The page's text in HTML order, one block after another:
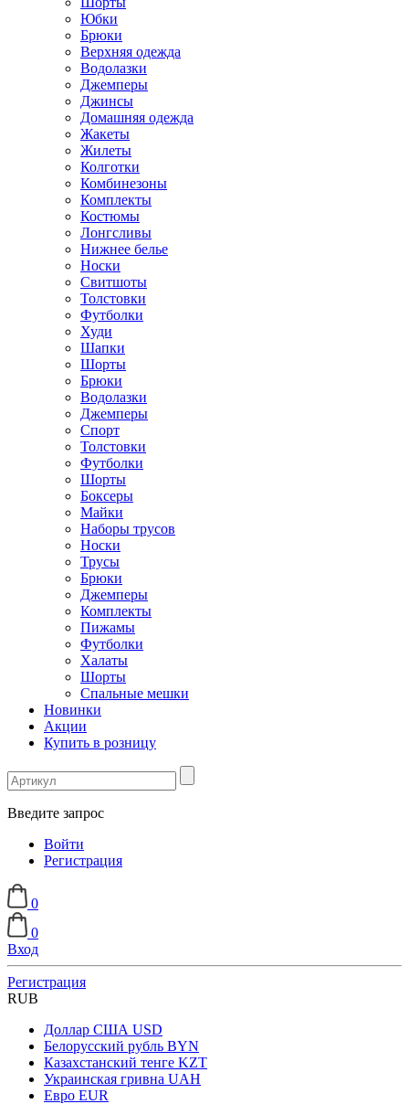
Юбки
Брюки
Верхняя одежда
Водолазки
Джемперы
Джинсы
Домашняя одежда
Жакеты
Жилеты
Колготки
Комбинезоны
Комплекты
Костюмы
Лонгсливы
Нижнее белье
Носки
Свитшоты
Толстовки
Футболки
Худи
Шапки
Шорты
Брюки
Водолазки
Джемперы
Спорт
Толстовки
Футболки
Шорты
Боксеры
Майки
Наборы трусов
Носки
Трусы
Брюки
Джемперы
Комплекты
Пижамы
Футболки
Халаты
Шорты
Спальные мешки
Новинки
Акции
Купить в розницу
Введите запрос
Войти
Регистрация
0
0
Вход
Регистрация
RUB
Доллар США USD
Белорусский рубль BYN
Казахстанский тенге KZT
Украинская гривна UAH
Евро EUR